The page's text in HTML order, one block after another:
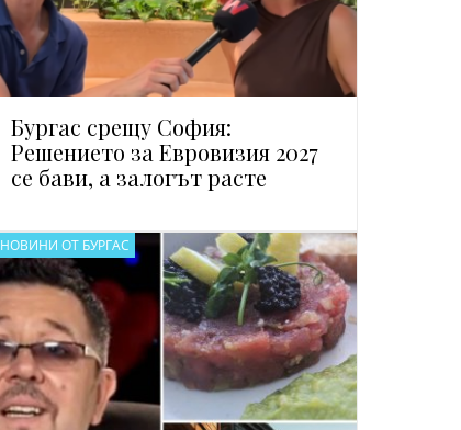
Бургас срещу София:
Решението за Евровизия 2027
се бави, а залогът расте
НОВИНИ ОТ БУРГАС